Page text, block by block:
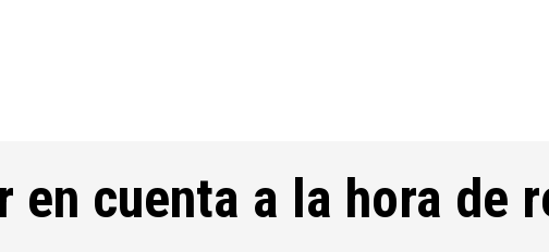
en cuenta a la hora de